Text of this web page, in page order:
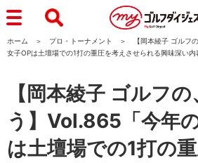
ホーム プロ・トーナメント
【岡本綾子 ゴルフ
女子OPは土壇場での1打の重圧を考えさせられる興味深い内
【岡本綾子 ゴルフ
う】Vol.865「今年
は土壇場での1打の